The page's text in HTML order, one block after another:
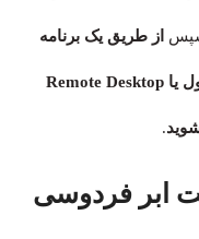
از طریق یک برنامه
، کنسول یا Remote Desktop
.
ابر فردوسی